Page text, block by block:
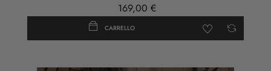
169,00 €
CARRELLO